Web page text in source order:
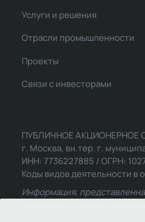
Услуги и решения
Отрасли промышленности
Проекты
Связи с инвесторами
ПУБЛИЧНОЕ АКЦИОНЕРНОЕ
г. Москва, вн.тер. г.
ИНН: 7736227885 / ОГРН:
Коды видов деятельности в
Информация,